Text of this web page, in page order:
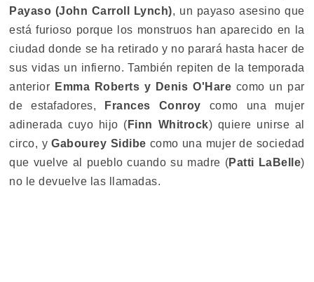
Payaso (John Carroll Lynch), un payaso asesino que
está furioso porque los monstruos han aparecido en la
ciudad donde se ha retirado y no parará hasta hacer de
sus vidas un infierno. También repiten de la temporada
anterior Emma Roberts y Denis O'Hare como un par
de estafadores,
Frances Conroy como una mujer
adinerada cuyo hijo ( Finn Whitrock) quiere unirse al
circo, yGabourey Sidibe como una mujer de sociedad
que vuelve al pueblo cuando su madre (Patti LaBelle)
no le devuelve las llamadas.